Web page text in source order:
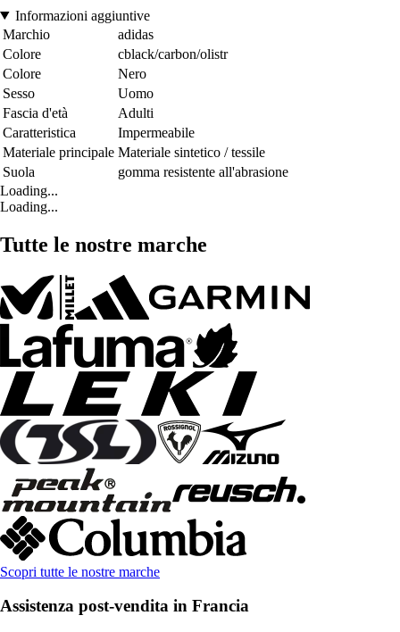
Informazioni aggiuntive
Marchio
adidas
Colore
cblack/carbon/olistr
Colore
Nero
Sesso
Uomo
Fascia d'età
Adulti
Caratteristica
Impermeabile
Materiale principale Materiale sintetico / tessile
Suola
gomma resistente all'abrasione
Loading...
Loading...
Tutte le nostre marche
Scopri tutte le nostre marche
Assistenza post-vendita in Francia